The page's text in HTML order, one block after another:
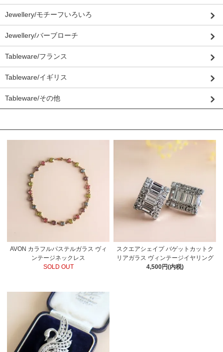
Jewellery/モチーフいろいろ
Jewellery/バーブローチ
Tableware/フランス
Tableware/イギリス
Tableware/その他
AVON カラフルパステルガラス ヴィ
ンテージネックレス
SOLD OUT
スクエアシェイプ バゲットカットク
リアガラス ヴィンテージイヤリング
4,500円(内税)